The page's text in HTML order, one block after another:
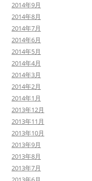
2014年9月
2014年8月
2014年7月
2014年6月
2014年5月
2014年4月
2014年3月
2014年2月
2014年1月
2013年12月
2013年11月
2013年10月
2013年9月
2013年8月
2013年7月